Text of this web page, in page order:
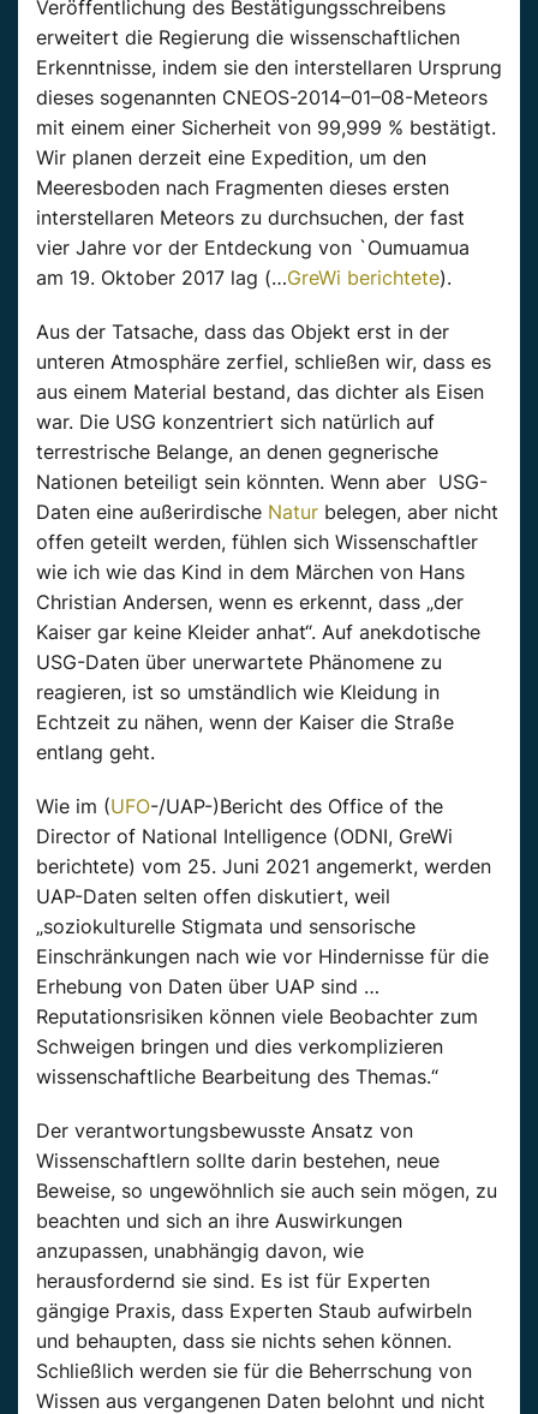
Veröffentlichung des Bestätigungsschreibens
erweitert die Regierung die wissenschaftlichen
Erkenntnisse, indem sie den interstellaren Ursprung
dieses sogenannten CNEOS-2014–01–08-Meteors
mit einem einer Sicherheit von 99,999 % bestätigt.
Wir planen derzeit eine Expedition, um den
Meeresboden nach Fragmenten dieses ersten
interstellaren Meteors zu durchsuchen, der fast
vier Jahre vor der Entdeckung von `Oumuamua
am 19. Oktober 2017 lag (…GreWi berichtete).
Aus der Tatsache, dass das Objekt erst in der
unteren Atmosphäre zerfiel, schließen wir, dass es
aus einem Material bestand, das dichter als Eisen
war. Die USG konzentriert sich natürlich auf
terrestrische Belange, an denen gegnerische
Nationen beteiligt sein könnten. Wenn aber USG-
Daten eine außerirdische Natur belegen, aber nicht
offen geteilt werden, fühlen sich Wissenschaftler
wie ich wie das Kind in dem Märchen von Hans
Christian Andersen, wenn es erkennt, dass „der
Kaiser gar keine Kleider anhat“. Auf anekdotische
USG-Daten über unerwartete Phänomene zu
reagieren, ist so umständlich wie Kleidung in
Echtzeit zu nähen, wenn der Kaiser die Straße
entlang geht.
Wie im (UFO-/UAP-)Bericht des Office of the
Director of National Intelligence (ODNI, GreWi
berichtete) vom 25. Juni 2021 angemerkt, werden
UAP-Daten selten offen diskutiert, weil
„soziokulturelle Stigmata und sensorische
Einschränkungen nach wie vor Hindernisse für die
Erhebung von Daten über UAP sind …
Reputationsrisiken können viele Beobachter zum
Schweigen bringen und dies verkomplizieren
wissenschaftliche Bearbeitung des Themas.“
Der verantwortungsbewusste Ansatz von
Wissenschaftlern sollte darin bestehen, neue
Beweise, so ungewöhnlich sie auch sein mögen, zu
beachten und sich an ihre Auswirkungen
anzupassen, unabhängig davon, wie
herausfordernd sie sind. Es ist für Experten
gängige Praxis, dass Experten Staub aufwirbeln
und behaupten, dass sie nichts sehen können.
Schließlich werden sie für die Beherrschung von
Wissen aus vergangenen Daten belohnt und nicht